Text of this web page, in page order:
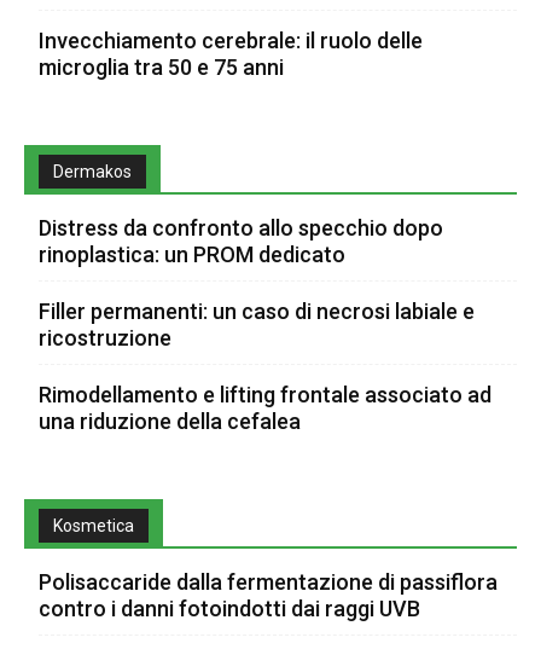
Invecchiamento cerebrale: il ruolo delle
microglia tra 50 e 75 anni
Dermakos
Distress da confronto allo specchio dopo
rinoplastica: un PROM dedicato
Filler permanenti: un caso di necrosi labiale e
ricostruzione
Rimodellamento e lifting frontale associato ad
una riduzione della cefalea
Kosmetica
Polisaccaride dalla fermentazione di passiflora
contro i danni fotoindotti dai raggi UVB